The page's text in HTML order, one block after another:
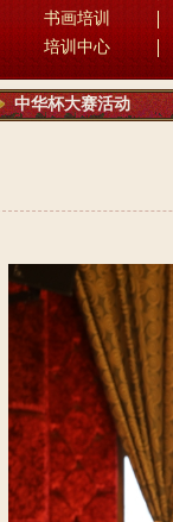
书画培训
培训中心
中华杯大赛活动